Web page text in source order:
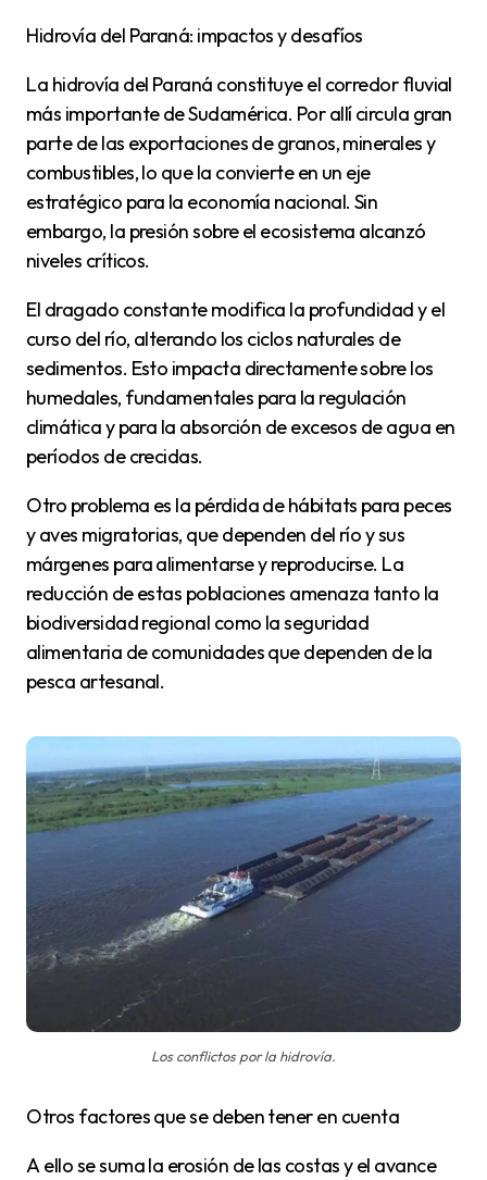
Hidrovía del Paraná: impactos y desafíos
La hidrovía del Paraná constituye el corredor fluvial
más importante de Sudamérica. Por allí circula gran
parte de las exportaciones de granos, minerales y
combustibles, lo que la convierte en un eje
estratégico para la economía nacional. Sin
embargo, la presión sobre el ecosistema alcanzó
niveles críticos.
El dragado constante modifica la profundidad y el
curso del río, alterando los ciclos naturales de
sedimentos. Esto impacta directamente sobre los
humedales, fundamentales para la regulación
climática y para la absorción de excesos de agua en
períodos de crecidas.
Otro problema es la pérdida de hábitats para peces
y aves migratorias, que dependen del río y sus
márgenes para alimentarse y reproducirse. La
reducción de estas poblaciones amenaza tanto la
biodiversidad regional como la seguridad
alimentaria de comunidades que dependen de la
pesca artesanal.
Los conflictos por la hidrovía.
Otros factores que se deben tener en cuenta
A ello se suma la erosión de las costas y el avance